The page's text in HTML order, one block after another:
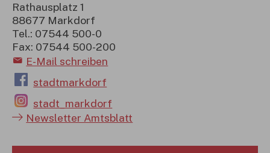
Rathausplatz 1
88677 Markdorf
Tel.: 07544 500-0
Fax: 07544 500-200
E-Mail schreiben
stadtmarkdorf
stadt_markdorf
Newsletter Amtsblatt